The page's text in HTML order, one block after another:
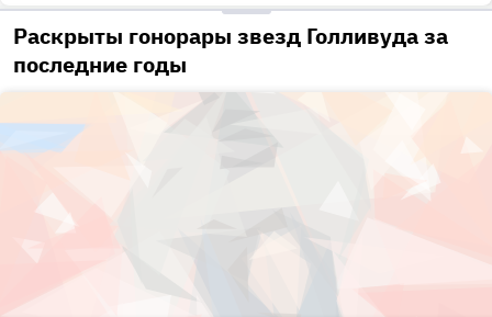
Раскрыты гонорары звезд Голливуда за
последние годы